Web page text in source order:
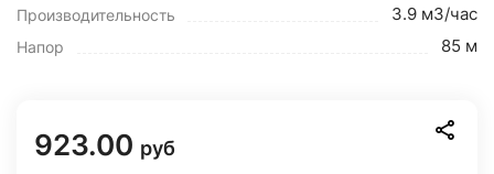
Производительность 3.9 м3/час
Напор 85 м
923.00 руб